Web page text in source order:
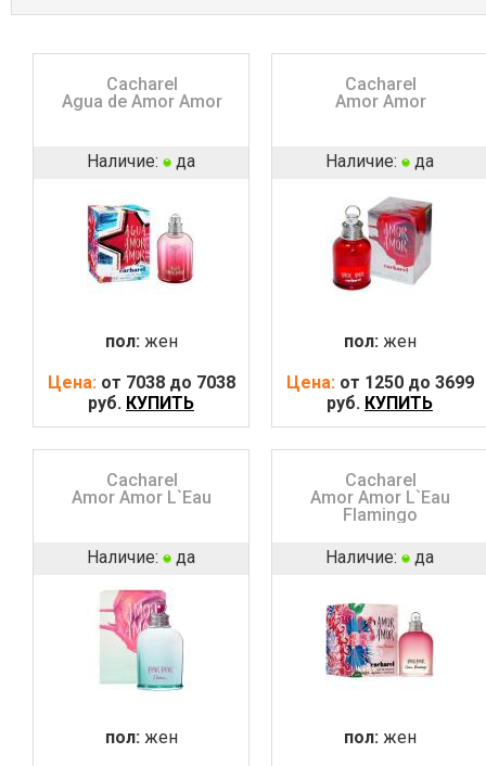
Cacharel
Agua de Amor Amor
Наличие: да
пол: жен
Цена: от 7038 до 7038
руб. КУПИТЬ
Cacharel
Amor Amor
Наличие: да
пол: жен
Цена: от 1250 до 3699
руб. КУПИТЬ
Cacharel
Amor Amor L`Eau
Наличие: да
пол: жен
Cacharel
Amor Amor L`Eau
Flamingo
Наличие: да
пол: жен